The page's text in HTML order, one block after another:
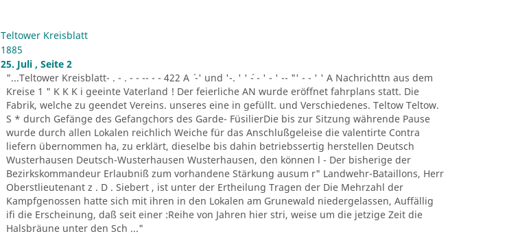
Teltower Kreisblatt
1885
25. Juli , Seite 2
"...Teltower Kreisblatt- . - . - - -- - - 422 A ´ -' und '-. ' ' ´- - ' - ' -- "' - - ' ' A Nachrichttn aus dem
Kreise 1 " K K K i geeinte Vaterland ! Der feierliche AN wurde eröffnet fahrplans statt. Die
Fabrik, welche zu geendet Vereins. unseres eine in gefüllt. und Verschiedenes. Teltow Teltow.
S * durch Gefänge des Gefangchors des Garde- FüsilierDie bis zur Sitzung währende Pause
wurde durch allen Lokalen reichlich Weiche für das Anschlußgeleise die valentirte Contra
liefern übernommen ha, zu erklärt, dieselbe bis dahin betriebssertig herstellen Deutsch
Wusterhausen Deutsch-Wusterhausen Wusterhausen, den können l - Der bisherige der
Bezirkskommandeur Erlaubniß zum vorhandene Stärkung ausum r" Landwehr-Bataillons, Herr
Oberstlieutenant z . D . Siebert , ist unter der Ertheilung Tragen der Die Mehrzahl der
Kampfgenossen hatte sich mit ihren in den Lokalen am Grunewald niedergelassen, Auffällig
ifi die Erscheinung, daß seit einer :Reihe von Jahren hier stri, weise um die jetzige Zeit die
Halsbräune unter den Sch ..."